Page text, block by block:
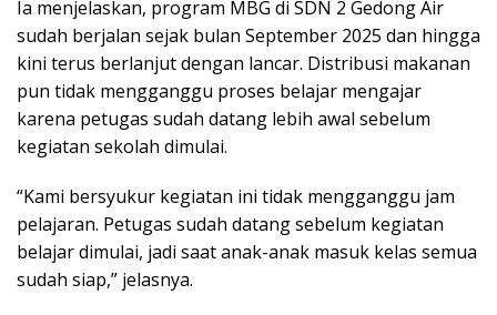
Ia menjelaskan, program MBG di SDN 2 Gedong Air
sudah berjalan sejak bulan September 2025 dan hingga
kini terus berlanjut dengan lancar. Distribusi makanan
pun tidak mengganggu proses belajar mengajar
karena petugas sudah datang lebih awal sebelum
kegiatan sekolah dimulai.
“Kami bersyukur kegiatan ini tidak mengganggu jam
pelajaran. Petugas sudah datang sebelum kegiatan
belajar dimulai, jadi saat anak-anak masuk kelas semua
sudah siap,” jelasnya.